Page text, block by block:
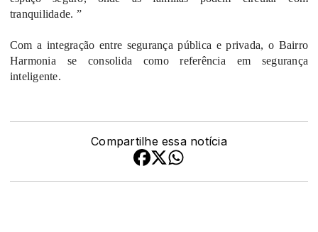
tranquilidade. ”
Com a integração entre segurança pública e privada, o Bairro
Harmonia se consolida como referência em segurança
inteligente.
Compartilhe essa notícia